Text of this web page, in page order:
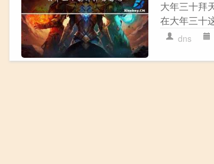
大年三十拜
在大年三十
dns